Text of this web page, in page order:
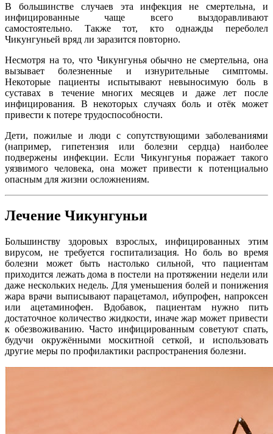
В большинстве случаев эта инфекция не смертельна, и
инфицированные чаще всего выздоравливают
самостоятельно. Также тот, кто однажды переболел
Чикунгуньей вряд ли заразится повторно.
Несмотря на то, что Чикунгунья обычно не смертельна, она
вызывает болезненные и изнурительные симптомы.
Некоторые пациенты испытывают невыносимую боль в
суставах в течение многих месяцев и даже лет после
инфицирования. В некоторых случаях боль и отёк может
привести к потере трудоспособности.
Дети, пожилые и люди с сопутствующими заболеваниями
(например, гипетензия или болезни сердца) наиболее
подвержены инфекции. Если Чикунгунья поражает такого
уязвимого человека, она может привести к потенциально
опасным для жизни осложнениям.
Лечение Чикунгуньи
Большинству здоровых взрослых, инфицированных этим
вирусом, не требуется госпитализация. Но боль во время
болезни может быть настолько сильной, что пациентам
приходится лежать дома в постели на протяжении недели или
даже нескольких недель. Для уменьшения болей и понижения
жара врачи выписывают парацетамол, ибупрофен, напроксен
или ацетаминофен. Вдобавок, пациентам нужно пить
достаточное количество жидкости, иначе жар может привести
к обезвоживанию. Часто инфицированным советуют спать,
будучи окружёнными москитной сеткой, и использовать
другие меры по профилактики распространения болезни.